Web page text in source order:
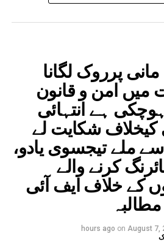
تانترک کالج کیلئے زمین کی
صغریٰ پلس ٹو ہائی اسکول کی
اسکول کی سرگرمیوں کی جانچ
پرروک لگانا
امن و قانون
ہے انتہائی
کیخلاف شکایت لے
ملے تیجسوی یادو،
سے فائرنگ کرنے والے
کے خلاف ایف آئی
on August 7,